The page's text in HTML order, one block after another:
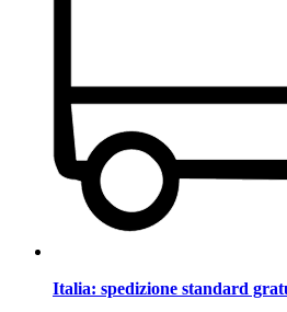
Italia: spedizione standard